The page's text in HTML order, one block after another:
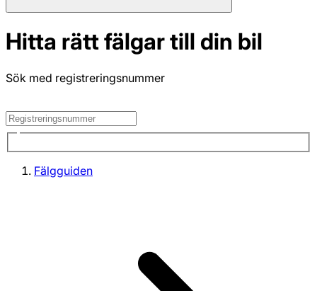
Hitta rätt fälgar till din bil
Sök med registreringsnummer
Fälgguiden